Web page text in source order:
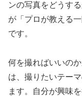
ンの写真をどうす
が「プロが教える
です。
何を撮ればいいの
は、撮りたいテー
ます。自分が興味